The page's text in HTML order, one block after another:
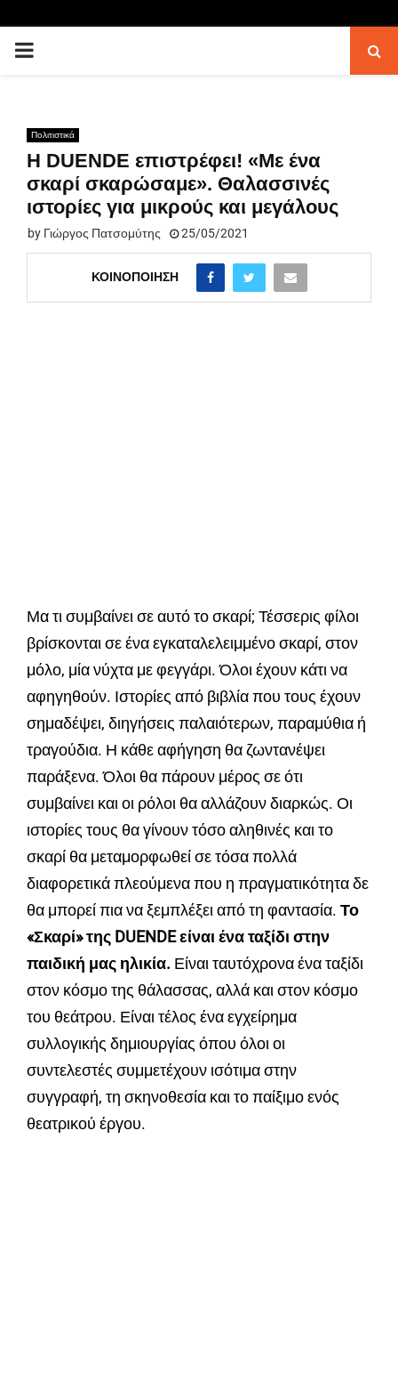
PRIMARY
Πολιτιστικά
Η DUENDE επιστρέφει! «Με ένα
σκαρί σκαρώσαμε». Θαλασσινές
ιστορίες για μικρούς και μεγάλους
by Γιώργος Πατσομύτης 25/05/2021
ΚΟΙΝΟΠΟΊΗΣΗ
Μα τι συμβαίνει σε αυτό το σκαρί; Τέσσερις φίλοι
βρίσκονται σε ένα εγκαταλελειμμένο σκαρί, στον
μόλο, μία νύχτα με φεγγάρι. Όλοι έχουν κάτι να
αφηγηθούν. Ιστορίες από βιβλία που τους έχουν
σημαδέψει, διηγήσεις παλαιότερων, παραμύθια ή
τραγούδια. Η κάθε αφήγηση θα ζωντανέψει
παράξενα. Όλοι θα πάρουν μέρος σε ότι
συμβαίνει και οι ρόλοι θα αλλάζουν διαρκώς. Οι
ιστορίες τους θα γίνουν τόσο αληθινές και το
σκαρί θα μεταμορφωθεί σε τόσα πολλά
διαφορετικά πλεούμενα που η πραγματικότητα δε
θα μπορεί πια να ξεμπλέξει από τη φαντασία. Το
«Σκαρί» της DUENDE είναι ένα ταξίδι στην
παιδική μας ηλικία. Είναι ταυτόχρονα ένα ταξίδι
στον κόσμο της θάλασσας, αλλά και στον κόσμο
του θεάτρου. Είναι τέλος ένα εγχείρημα
συλλογικής δημιουργίας όπου όλοι οι
συντελεστές συμμετέχουν ισότιμα στην
συγγραφή, τη σκηνοθεσία και το παίξιμο ενός
θεατρικού έργου.